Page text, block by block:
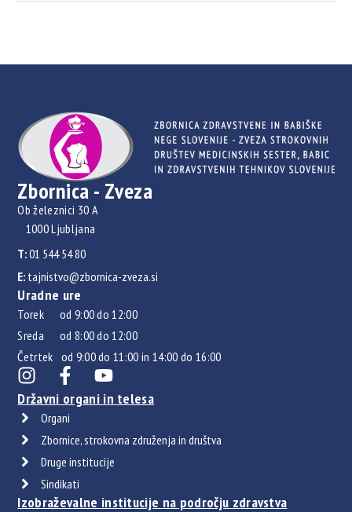
Zbornica - Zveza
Ob železnici 30 A
1000 Ljubljana
T:01 544 54 80
E: tajnistvo@zbornica-zveza.si
Uradne ure
Torek od 9:00 do 12:00
Sreda od 8:00 do 12:00
Četrtek od 9:00 do 11:00 in 14:00 do 16:00
Državni organi in telesa
Organi
Zbornice, strokovna združenja in društva
Druge institucije
Sindikati
Izobraževalne institucije na področju zdravstva